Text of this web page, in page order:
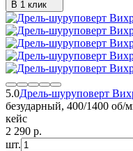
В 1 клик
5.0Дрель-шуруповерт
безударный, 400/1400
кейс
2 290 p.
шт.